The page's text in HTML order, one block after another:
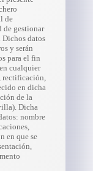
de
de gestionar
Dichos datos
y serán
para el fin
cualquier
rectificación,
en dicha
de la
Dicha
nombre
en que se